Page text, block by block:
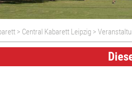
> Central Kabarett Leipzig >